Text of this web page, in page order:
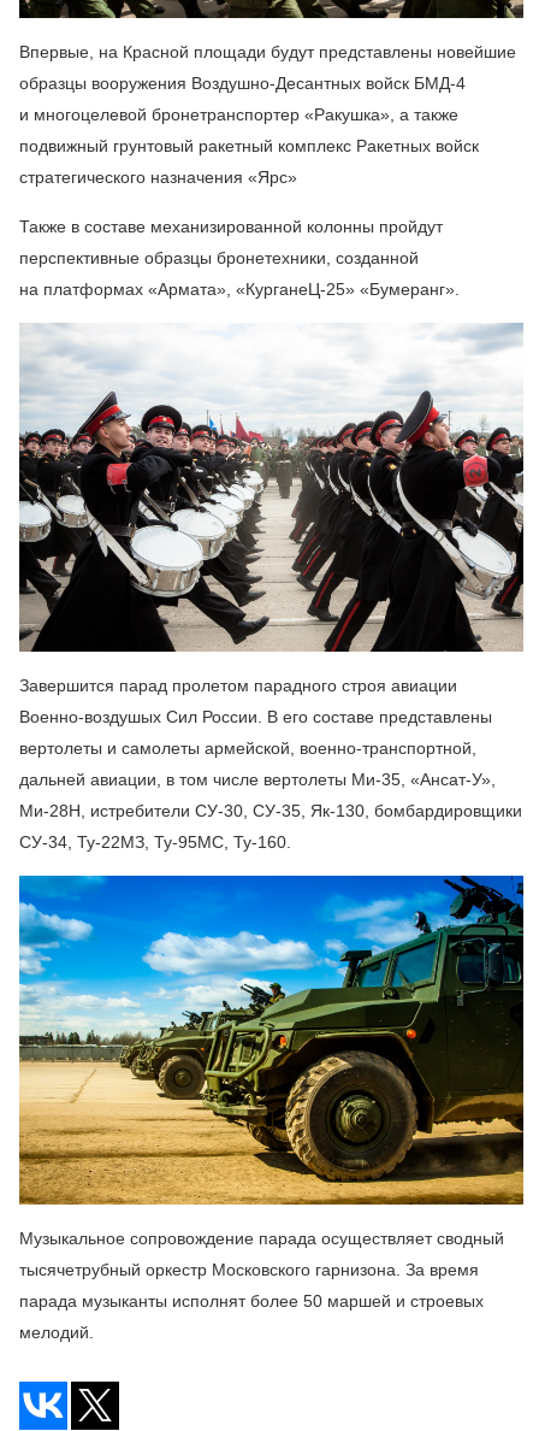
Впервые, на Красной площади будут представлены новейшие
образцы вооружения Воздушно-Десантных войск БМД-4
и многоцелевой бронетранспортер «Ракушка», а также
подвижный грунтовый ракетный комплекс Ракетных войск
стратегического назначения «Ярс»
Также в составе механизированной колонны пройдут
перспективные образцы бронетехники, созданной
на платформах «Армата», «КурганеЦ-25» «Бумеранг».
Завершится парад пролетом парадного строя авиации
Военно-воздушых Сил России. В его составе представлены
вертолеты и самолеты армейской, военно-транспортной,
дальней авиации, в том числе вертолеты Ми-35, «Ансат-У»,
Ми-28Н, истребители СУ-30, СУ-35, Як-130, бомбардировщики
СУ-34, Ту-22МЗ, Ту-95МС, Ту-160.
Музыкальное сопровождение парада осуществляет сводный
тысячетрубный оркестр Московского гарнизона. За время
парада музыканты исполнят более 50 маршей и строевых
мелодий.